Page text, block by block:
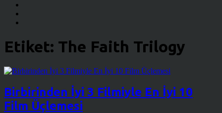
Etiket: The Faith Trilogy
Birbirinden İyi 3 Filmiyle En İyi 10
Film Üçlemesi